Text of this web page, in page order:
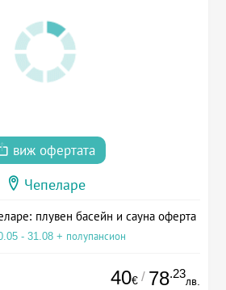
виж офертата
Чепеларе
плувен басейн и сауна оферта
- 31.08 + полупансион
40€ / 78.23
лв.